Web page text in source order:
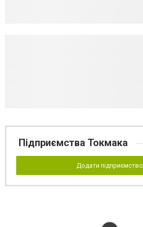
Підприємства Токмака
Додати підприємство